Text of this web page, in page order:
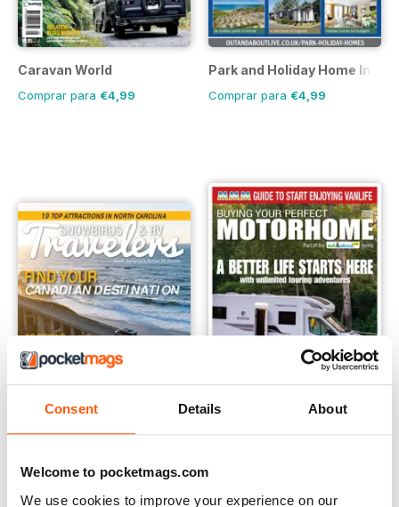
Consent Details About
Welcome to pocketmags.com
We use cookies to improve your experience on our
Caravan World
Comprar para €4,99
Park and Holiday Home
Comprar para €4,99
Comprar para €3,49